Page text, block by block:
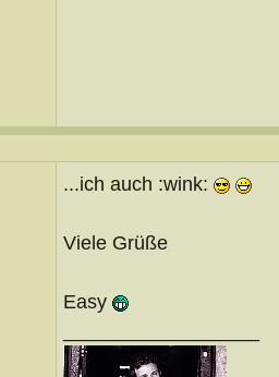
...ich auch :wink:
Viele Grüße
Easy